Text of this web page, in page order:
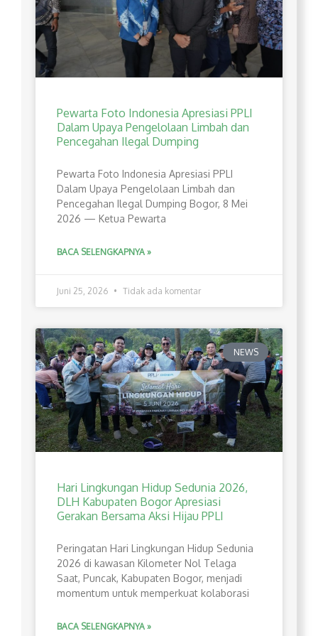
Pewarta Foto Indonesia Apresiasi PPLI
Dalam Upaya Pengelolaan Limbah dan
Pencegahan Ilegal Dumping
Pewarta Foto Indonesia Apresiasi PPLI
Dalam Upaya Pengelolaan Limbah dan
Pencegahan Ilegal Dumping Bogor, 8 Mei
2026 — Ketua Pewarta
BACA SELENGKAPNYA »
Juni 25, 2026 Tidak ada komentar
NEWS
Hari Lingkungan Hidup Sedunia 2026,
DLH Kabupaten Bogor Apresiasi
Gerakan Bersama Aksi Hijau PPLI
Peringatan Hari Lingkungan Hidup Sedunia
2026 di kawasan Kilometer Nol Telaga
Saat, Puncak, Kabupaten Bogor, menjadi
momentum untuk memperkuat kolaborasi
BACA SELENGKAPNYA »